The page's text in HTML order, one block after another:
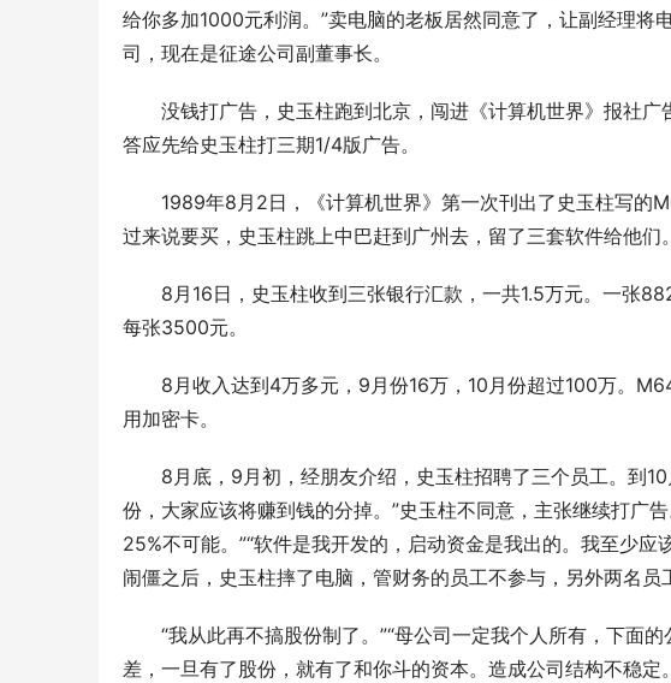
给你多加1000元利润。”卖电脑的老板居然同意了，让副经理将
司，现在是征途公司副董事长。
没钱打广告，史玉柱跑到北京，闯进《计算机世界》报社广
答应先给史玉柱打三期1/4版广告。
1989年8月2日，《计算机世界》第一次刊出了史玉柱写的
过来说要买，史玉柱跳上中巴赶到广州去，留了三套软件给他
8月16日，史玉柱收到三张银行汇款，一共1.5万元。一张
每张3500元。
8月收入达到4万多元，9月份16万，10月份超过100万。
用加密卡。
8月底，9月初，经朋友介绍，史玉柱招聘了三个员工。到10
份，大家应该将赚到钱的分掉。”史玉柱不同意，主张继续打广
25%不可能。”“软件是我开发的，启动资金是我出的。我至少应
闹僵之后，史玉柱摔了电脑，管财务的员工不参与，另外两名
“我从此再不搞股份制了。”“母公司一定我个人所有，下面的
差，一旦有了股份，就有了和你斗的资本。造成公司结构不稳